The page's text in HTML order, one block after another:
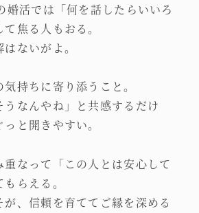
婚活では「何を話したらいいろ
焦る人もおる。
ないがよ。
持ちに寄り添うこと。
うなんやね」と共感するだけ
と開きやすい。
なって「この人とは安心して
らえる。
が、信頼を育ててご縁を深める